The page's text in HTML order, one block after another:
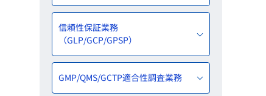
信頼性保証業務
（GLP/GCP/GPSP）
GMP/QMS/GCTP適合性調査業務